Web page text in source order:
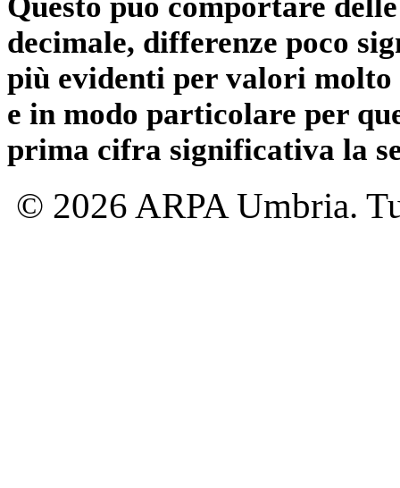
decimale, differenze poco
più evidenti per valori
e in modo particolare per
prima cifra significativa la
© 2026 ARPA Umbria.